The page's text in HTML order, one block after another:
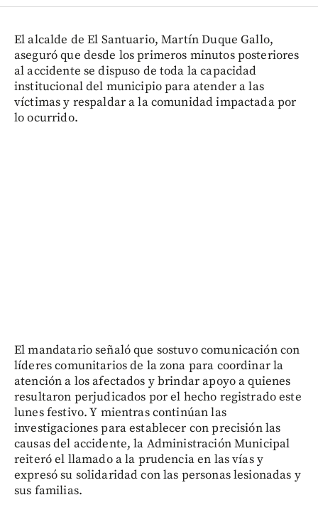
El alcalde de El Santuario, Martín Duque Gallo,
aseguró que desde los primeros minutos posteriores
al accidente se dispuso de toda la capacidad
institucional del municipio para atender a las
víctimas y respaldar a la comunidad impactada por
lo ocurrido.
El mandatario señaló que sostuvo comunicación con
líderes comunitarios de la zona para coordinar la
atención a los afectados y brindar apoyo a quienes
resultaron perjudicados por el hecho registrado este
lunes festivo. Y mientras continúan las
investigaciones para establecer con precisión las
causas del accidente, la Administración Municipal
reiteró el llamado a la prudencia en las vías y
expresó su solidaridad con las personas lesionadas y
sus familias.